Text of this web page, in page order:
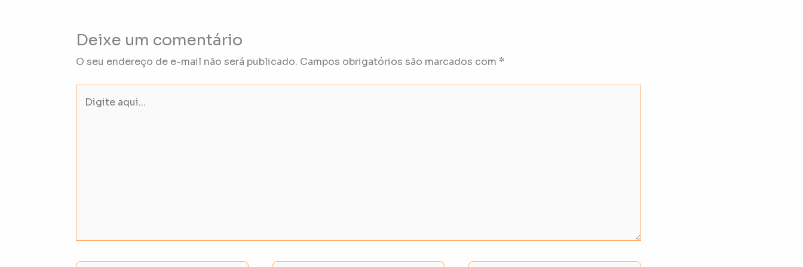
Deixe um comentário
O seu endereço de e-mail não será publicado. Campos obrigatórios são marcados com *
aqui...